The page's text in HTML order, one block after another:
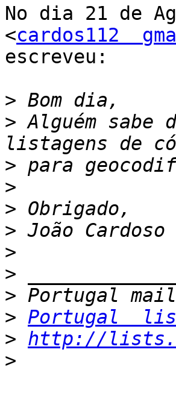
No dia 21 de
<cardos112
escreveu:
>
> Alguém sabe
>
>
>
>
>
>
>
> Portugal
> http://
>